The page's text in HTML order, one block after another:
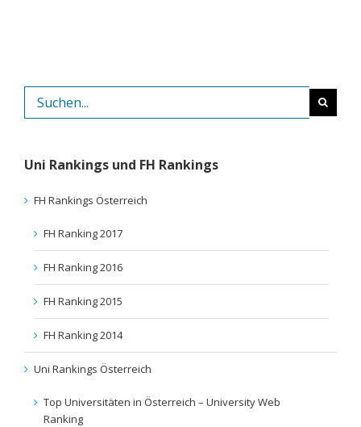
nach:
Uni Rankings und FH Rankings
FH Rankings Österreich
FH Ranking 2017
FH Ranking 2016
FH Ranking 2015
FH Ranking 2014
Uni Rankings Österreich
Top Universitäten in Österreich – University Web
Ranking